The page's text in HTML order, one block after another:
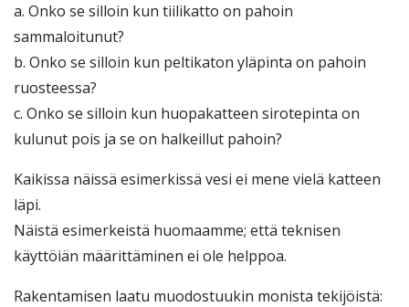
a. Onko se silloin kun tiilikatto on pahoin
sammaloitunut?
b. Onko se silloin kun peltikaton yläpinta on pahoin
ruosteessa?
c. Onko se silloin kun huopakatteen sirotepinta on
kulunut pois ja se on halkeillut pahoin?
Kaikissa näissä esimerkissä vesi ei mene vielä katteen
läpi.
Näistä esimerkeistä huomaamme; että teknisen
käyttöiän määrittäminen ei ole helppoa.
Rakentamisen laatu muodostuukin monista tekijöistä: